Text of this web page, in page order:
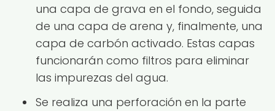
una capa de grava en el fondo, seguida
de una capa de arena y, finalmente, una
capa de carbón activado. Estas capas
funcionarán como filtros para eliminar
las impurezas del agua.
Se realiza una perforación en la parte